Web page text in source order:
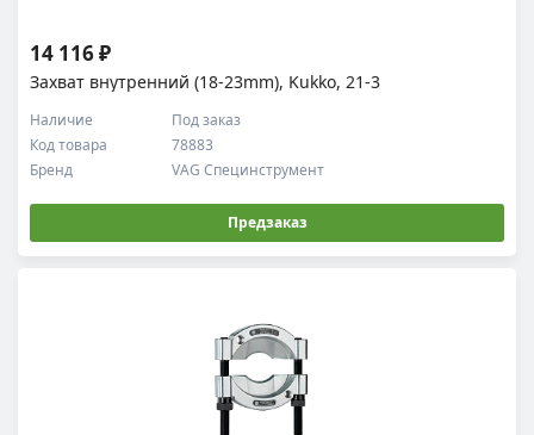
Захват внутренний (18-23mm), Kukko, 21-3
Код товара 78883
Наличие Под заказ
Бренд VAG Специнструмент
14 116 ₽
Предзаказ